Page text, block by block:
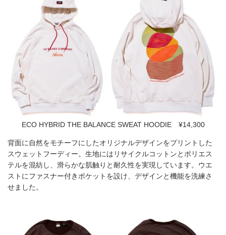
ECO HYBRID THE BALANCE SWEAT HOODIE ¥14,300
背面に自然をモチーフにしたオリジナルデザインをプリントした
スウェットフーディー。生地にはリサイクルコットンとポリエス
テルを混紡し、滑らかな肌触りと耐久性を実現しています。ウエ
ストにファスナー付きポケットを設け、デザインと機能を洗練さ
せました。